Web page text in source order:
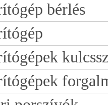
bérlés